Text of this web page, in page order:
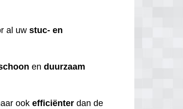
al uwstuc- en
enduurzaam
ookefficiënter dan de